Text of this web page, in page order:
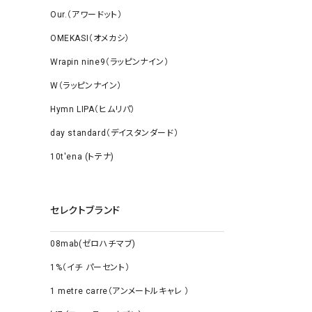
Our.（アワードット）
OMEKASI（オメカシ）
Wrapin nine9（ラッピンナイン）
W（ラッピンナイン）
Hymn LIPA（ヒムリパ）
day standard（デイスタンダード）
10t'ena (トテナ)
セレクトブランド
08mab(ゼロハチマブ)
1%（イチ パーセント）
1 metre carre（アンメートルキャレ ）